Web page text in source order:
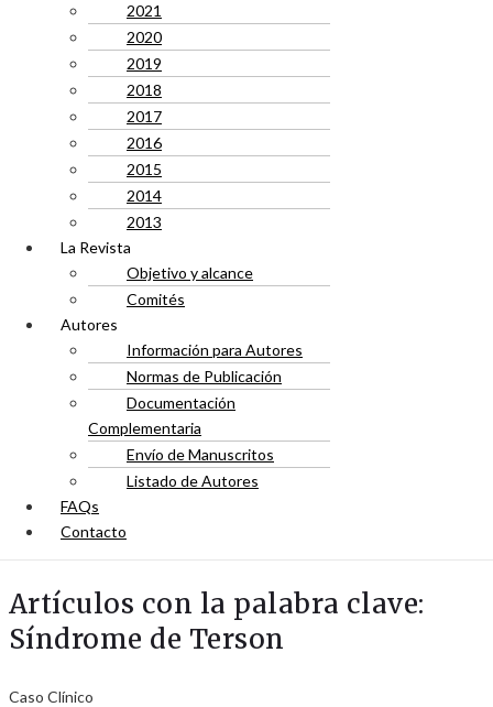
2021
2020
2019
2018
2017
2016
2015
2014
2013
La Revista
Objetivo y alcance
Comités
Autores
Información para Autores
Normas de Publicación
Documentación
Complementaria
Envío de Manuscritos
Listado de Autores
FAQs
Contacto
Artículos con la palabra clave:
Síndrome de Terson
Caso Clínico